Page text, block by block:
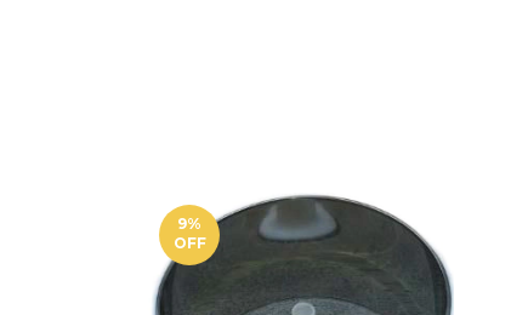
9%
OFF